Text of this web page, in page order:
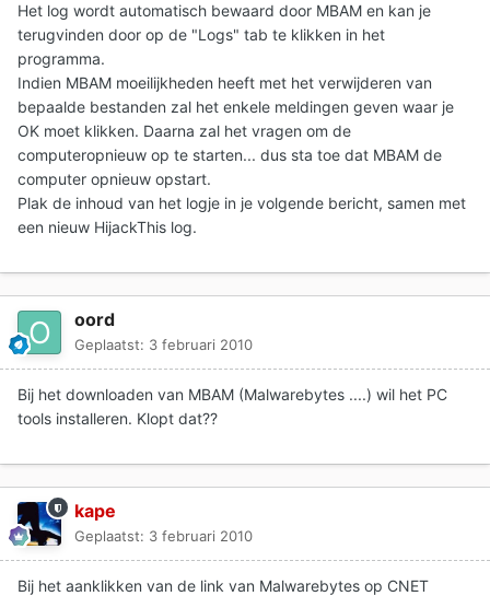
Het log wordt automatisch bewaard door MBAM en kan je
terugvinden door op de "Logs" tab te klikken in het
programma.
Indien MBAM moeilijkheden heeft met het verwijderen van
bepaalde bestanden zal het enkele meldingen geven waar je
OK moet klikken. Daarna zal het vragen om de
computeropnieuw op te starten... dus sta toe dat MBAM de
computer opnieuw opstart.
Plak de inhoud van het logje in je volgende bericht, samen met
een nieuw HijackThis log.
oord
Geplaatst: 3 februari 2010
Bij het downloaden van MBAM (Malwarebytes ....) wil het PC
tools installeren. Klopt dat??
kape
Geplaatst: 3 februari 2010
Bij het aanklikken van de link van Malwarebytes op CNET